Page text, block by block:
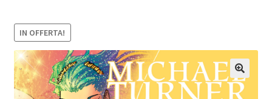
Carrello
Il mio account
IN OFFERTA!